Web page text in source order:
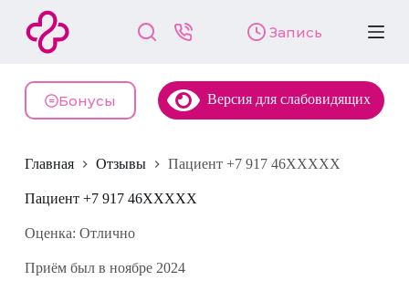
й
и
у
и
Запись
Бонусы Версия для слабовидящих
Главная Отзывы Пациент +7 917 46XXXXX
Пациент +7 917 46XXXXX
Оценка: Отлично
Приём был в ноябре 2024